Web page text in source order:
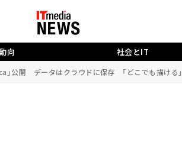
向 社会とIT
」公開 データはクラウドに保存 「どこでも描ける」